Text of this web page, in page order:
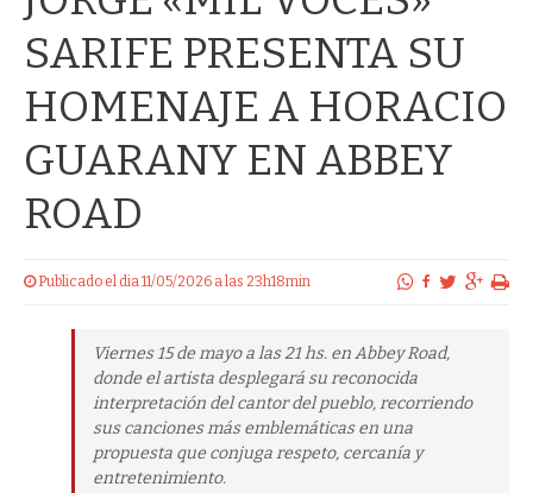
SARIFE PRESENTA SU
HOMENAJE A HORACIO
GUARANY EN ABBEY
ROAD
Publicado el dia 11/05/2026 a las 23h18min
Viernes 15 de mayo a las 21 hs. en Abbey Road,
donde el artista desplegará su reconocida
interpretación del cantor del pueblo, recorriendo
sus canciones más emblemáticas en una
propuesta que conjuga respeto, cercanía y
entretenimiento.